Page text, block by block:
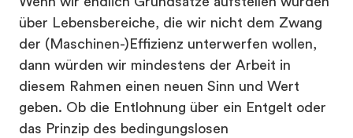
über Lebensbereiche, die wir nicht dem Zwang
der (Maschinen-)Effizienz unterwerfen wollen,
dann würden wir mindestens der Arbeit in
diesem Rahmen einen neuen Sinn und Wert
geben. Ob die Entlohnung über ein Entgelt oder
das Prinzip des bedingungslosen